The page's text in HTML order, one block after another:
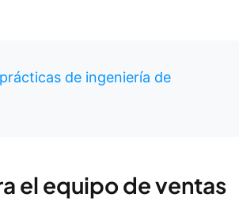
de ingeniería de
el equipo de ventas